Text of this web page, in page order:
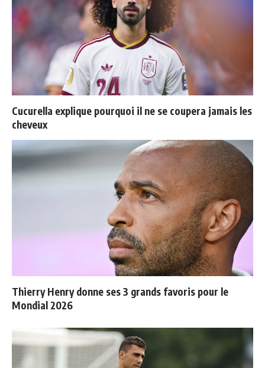
Cucurella explique pourquoi il ne se coupera jamais les
cheveux
Thierry Henry donne ses 3 grands favoris pour le
Mondial 2026